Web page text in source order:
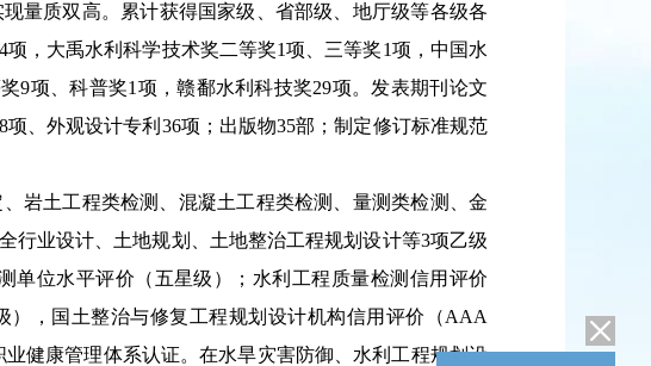
量质双高。累计获得国家级、省部级、地厅级等各级各
4项，大禹水利科学技术奖二等奖1项、三等奖1项，中国水
9项、科普奖1 项，赣鄱水利科技奖29项。发表期刊论文
项、外观设计专利 36项；出版物35部；制定修订标准规范
岩土工程类检测、混凝土工程类检测、量测类检测、金
行业设计、土地规划、土地整治工程规划设计等3项乙级
单位水平评价（五星级）；水利工程质量检测信用评价
），国土整治与修复工程规划设计机构信用评价（AAA
健康管理体系认证。在水旱灾害防御、水利工程规划设